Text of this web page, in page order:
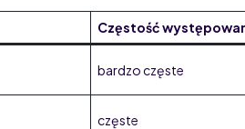
Częstość
bardzo częste
częste